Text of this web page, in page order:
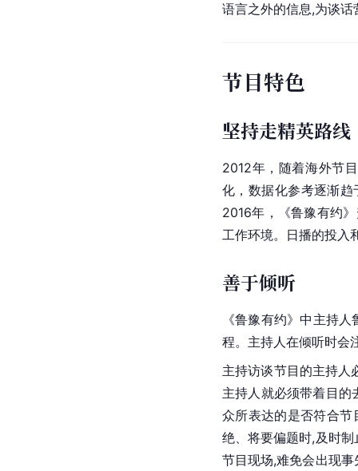
语言之外的信息,为谈
节目特色
坚持走精英路线
2012年，随着海外节
化，数据化参考逐渐
2016年，《鲁豫有约
工作环境。日播的投入
善于倾听
《鲁豫有约》中主持
程。主持人在倾听时会
主持访谈节目的主持人
主持人就必须带着目的
众所表达的是否符合
绝、将要偏题时,及时
节目现场,难免会出现